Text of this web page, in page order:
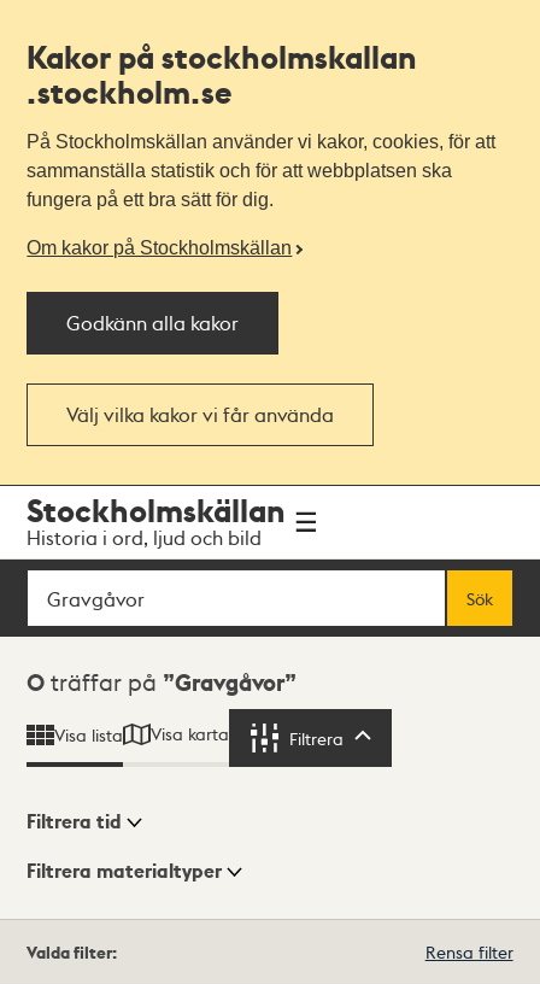
Kakor på stockholmskallan
.stockholm.se
På Stockholmskällan använder vi kakor, cookies, för att
sammanställa statistik och för att webbplatsen ska
fungera på ett bra sätt för dig.
Om kakor på Stockholmskällan
Godkänn alla kakor
Välj vilka kakor vi får använda
navigationen
huvudinnehållet
Stockholmskällan
Historia i ord, ljud och bild
Sök
Sök
Sökresultat
0 träffar på Gravgåvor
Visa lista Visa karta Filtrera
Visningsläge
Filtrera tid
Filtrera materialtyper
träffar
Valda filter: Rensa filter